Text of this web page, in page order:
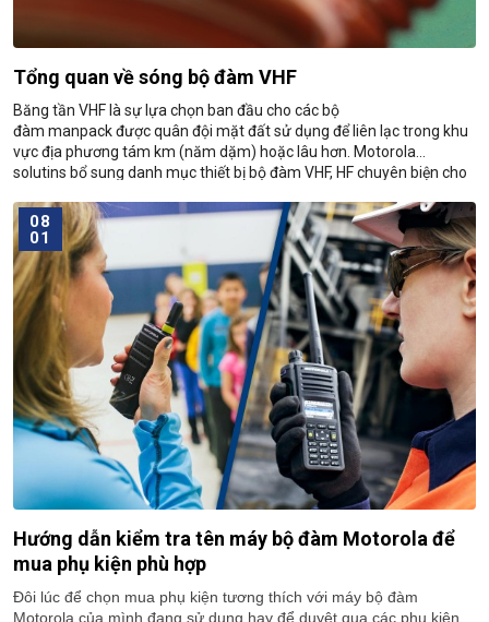
Tổng quan về sóng bộ đàm VHF
Băng tần VHF là sự lựa chọn ban đầu cho các bộ
đàm manpack được quân đội mặt đất sử dụng để liên lạc trong khu
vực địa phương tám km (năm dặm) hoặc lâu hơn. Motorola
solutins bổ sung danh mục thiết bị bộ đàm VHF, HF chuyên biện cho
08
01
Hướng dẫn kiểm tra tên máy bộ đàm Motorola để
mua phụ kiện phù hợp
Đôi lúc để chọn mua phụ kiện tương thích với máy bộ đàm
Motorola của mình đang sử dụng hay để duyệt qua các phụ kiện